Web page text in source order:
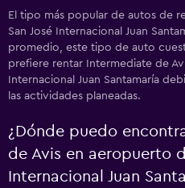
El tipo más popular de autos de
San José Internacional Juan
promedio, este tipo de auto
prefiere rentar Intermediate de
Internacional Juan Santamaría
las actividades planeadas.
¿Dónde puedo
de Avis en aeropuerto
Internacional Juan